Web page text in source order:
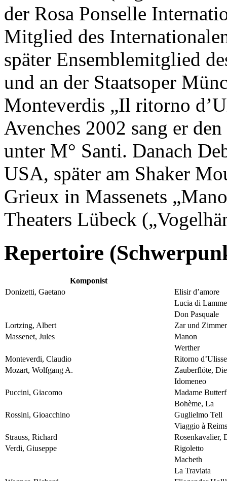
der Rosa Ponselle
Mitglied des
später Ensemblemitglied
und an der Staatsoper
Monteverdis „Il ritorno
Avenches 2002 sang er
unter M° Santi. Danach
USA, später am Shaker
Grieux in Massenets
Theaters Lübeck
Repertoire
Komponist
Donizetti, Gaetano
Elisir d’amore
Lucia di
Don Pasquale
Lortzing, Albert
Zar und
Massenet, Jules
Manon
Werther
Monteverdi, Claudio
Ritorno d’Ulisse
Mozart, Wolfgang A.
Zauberflöte, Die
Idomeneo
Puccini, Giacomo
Madame
Bohème, La
Rossini, Gioacchino
Guglielmo Tell
Viaggio à Reims
Strauss, Richard
Rosenkavalier,
Verdi, Giuseppe
Rigoletto
Macbeth
La Traviata